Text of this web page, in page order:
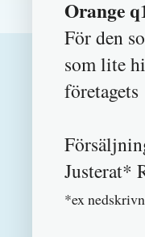
Orange
För den
som lite
*ex